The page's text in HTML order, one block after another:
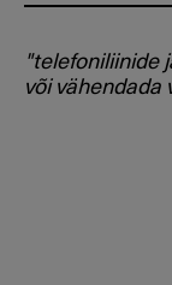
"telefoniliinide
või